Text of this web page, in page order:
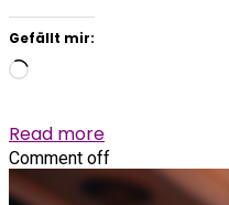
Gefällt mir:
Wird
Read more
Comment off